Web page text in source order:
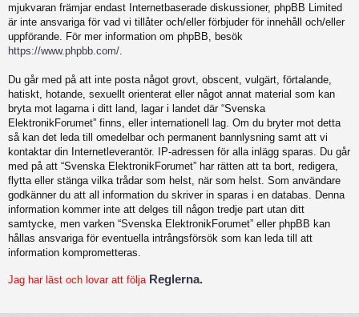
mjukvaran främjar endast Internetbaserade diskussioner, phpBB Limited
är inte ansvariga för vad vi tillåter och/eller förbjuder för innehåll och/eller
uppförande. För mer information om phpBB, besök
https://www.phpbb.com/
Du går med på att inte posta något grovt, obscent, vulgärt, förtalande,
hatiskt, hotande, sexuellt orienterat eller något annat material som kan
bryta mot lagarna i ditt land, lagar i landet där “Svenska
ElektronikForumet” finns, eller internationell lag. Om du bryter mot detta
så kan det leda till omedelbar och permanent bannlysning samt att vi
kontaktar din Internetleverantör. IP-adressen för alla inlägg sparas. Du går
med på att “Svenska ElektronikForumet” har rätten att ta bort, redigera,
flytta eller stänga vilka trådar som helst, när som helst. Som användare
godkänner du att all information du skriver in sparas i en databas. Denna
information kommer inte att delges till någon tredje part utan ditt
samtycke, men varken “Svenska ElektronikForumet” eller phpBB kan
hållas ansvariga för eventuella intrångsförsök som kan leda till att
information komprometteras.
Jag har läst och lovar att följa Reglerna.